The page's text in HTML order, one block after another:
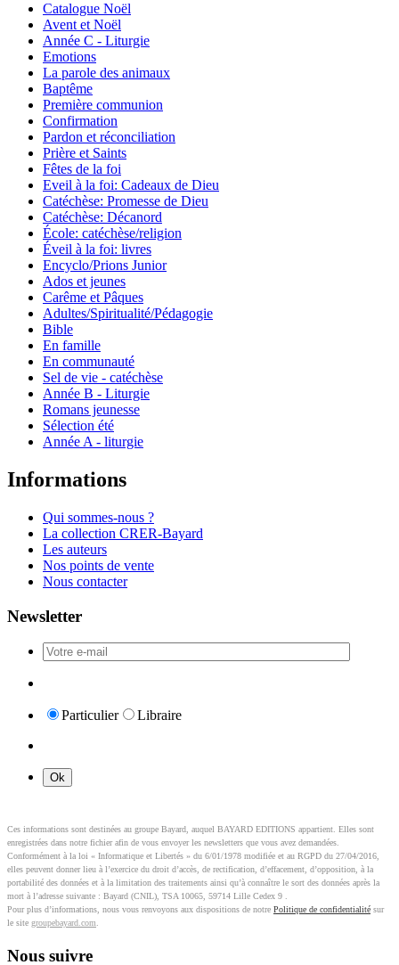
Catalogue Noël
Avent et Noël
Année C - Liturgie
Emotions
La parole des animaux
Baptême
Première communion
Confirmation
Pardon et réconciliation
Prière et Saints
Fêtes de la foi
Eveil à la foi: Cadeaux de Dieu
Catéchèse: Promesse de Dieu
Catéchèse: Décanord
École: catéchèse/religion
Éveil à la foi: livres
Encyclo/Prions Junior
Ados et jeunes
Carême et Pâques
Adultes/Spiritualité/Pédagogie
Bible
En famille
En communauté
Sel de vie - catéchèse
Année B - Liturgie
Romans jeunesse
Sélection été
Année A - liturgie
Informations
Qui sommes-nous ?
La collection CRER-Bayard
Les auteurs
Nos points de vente
Nous contacter
Newsletter
Particulier Libraire
Ces informations sont destinées au groupe Bayard, auquel BAYARD EDITIONS appartient. Elles sont
enregistrées dans notre fichier afin de vous envoyer les newsletters que vous avez demandées.
Conformément à la loi « Informatique et Libertés » du 6/01/1978 modifiée et au RGPD du 27/04/2016,
elles peuvent donner lieu à l’exercice du droit d’accès, de rectification, d’effacement, d’opposition, à la
portabilité des données et à la limitation des traitements ainsi qu’à connaître le sort des données après la
mort à l’adresse suivante : Bayard (CNIL), TSA 10065, 59714 Lille Cedex 9 .
Pour plus d’informations, nous vous renvoyons aux dispositions de notre Politique de confidentialité sur
le site groupebayard.com.
Nous suivre